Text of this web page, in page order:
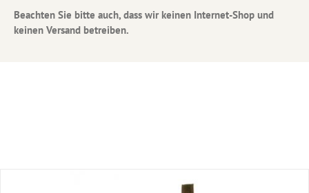
Beachten Sie bitte auch, dass wir keinen Internet-Shop und
keinen Versand betreiben.